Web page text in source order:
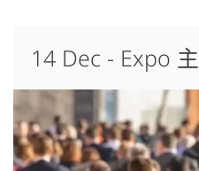
14 Dec - Expo